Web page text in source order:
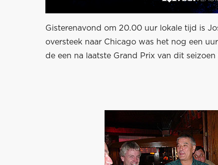
Gisterenavond om 20.00 uur lokale tijd is
oversteek naar Chicago was het nog een
de een na laatste Grand Prix van dit